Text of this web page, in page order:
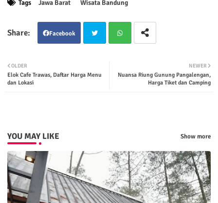
Tags Jawa Barat Wisata Bandung
Facebook
ter tsap
NEWER
Nuansa Riung Gunung Pangalengan,
Harga Tiket dan Camping
OLDER
Elok Cafe Trawas, Daftar Harga Menu
dan Lokasi
YOU MAY LIKE Show more